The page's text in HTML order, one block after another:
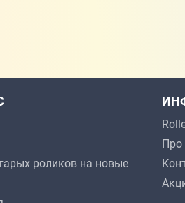
роликов на новые